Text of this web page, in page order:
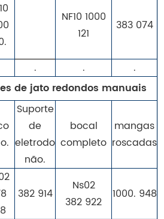
NF10 1000
121
383 074
. .
.
de jato redondos manuais
Suporte
de
eletrodo
não.
bocal
completo
mangas
roscadas
382 914
Ns02
382 922
1000. 948